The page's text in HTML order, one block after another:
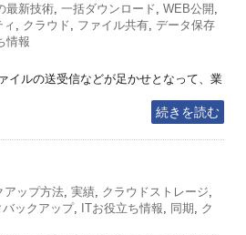
最新技術, 一括ダウンロード, WEB公開 ,
ィ , クラウド, ファイル共有, データ保存
情報
イルの送受信などが足かせとなって、業
続きを読む
アップ方法, 実績, クラウドストレージ,
バックアップ, ITお役立ち情報, 同期, ク